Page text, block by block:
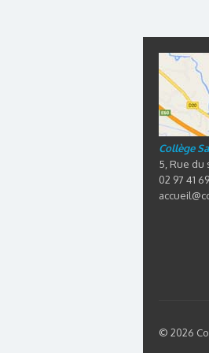
Collège
5, Rue du
02 97 41
© 2026